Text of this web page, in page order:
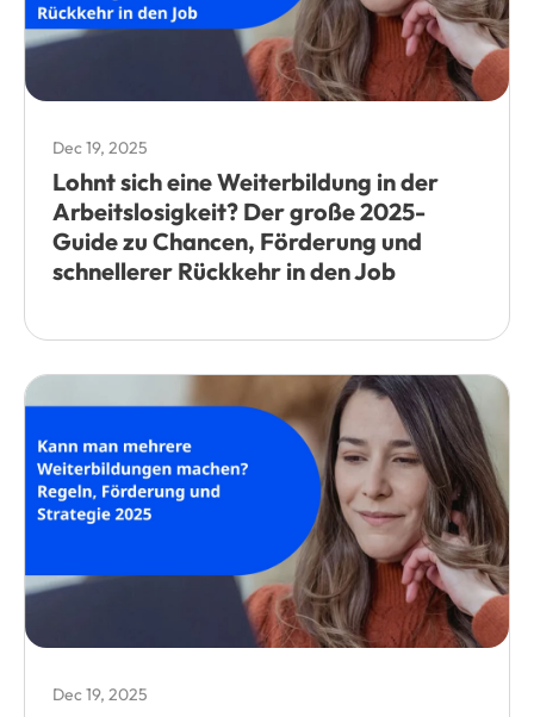
Dec 19, 2025
Lohnt sich eine Weiterbildung in der
Arbeitslosigkeit? Der große 2025-
Guide zu Chancen, Förderung und
schnellerer Rückkehr in den Job
Dec 19, 2025